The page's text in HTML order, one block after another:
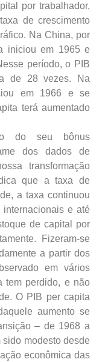
por trabalhador,
de crescimento
Na China, por
iniciou em 1965 e
período, o PIB
de 28 vezes. Na
em 1966 e se
terá aumentado
do seu bônus
dos dados de
transformação
que a taxa de
a taxa continuou
e até
de capital por
Fizeram-se
a partir dos
em vários
tem perdido, e não
O PIB per capita
aumento se
– de 1968 a
modesto desde
econômica das